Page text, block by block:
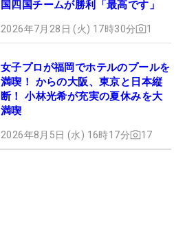
国四国チームが勝利「最高です」
2026年7月28日 (火) 17時30分 1
女子プロが福岡でホテルのプールを
満喫！ からの大阪、東京と日本縦
断！ 小林光希が充実の夏休みを大
満喫
2026年8月5日 (水) 16時17分 17